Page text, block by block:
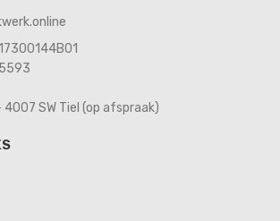
SW Tiel (op afspraak)